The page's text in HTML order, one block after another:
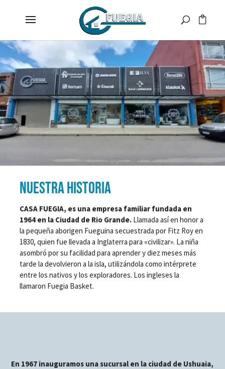
NUESTRA HISTORIA
CASA FUEGIA, es una empresa familiar fundada en
1964 en la Ciudad de Rio Grande. Llamada así en honor a
la pequeña aborigen Fueguina secuestrada por Fitz Roy en
1830, quien fue llevada a Inglaterra para «civilizar». La niña
asombró por su facilidad para aprender y diez meses más
tarde la devolvieron a la isla, utilizándola como intérprete
entre los nativos y los exploradores. Los ingleses la
llamaron Fuegia Basket.
En 1967 inauguramos una sucursal en la ciudad de Ushuaia,